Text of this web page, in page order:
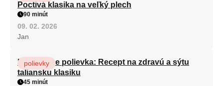
Poctivá klasika na veľký plech
90 minút
09. 02. 2026
Jan
Minestrone polievka: Recept na zdravú a sýtu
taliansku klasiku
polievky
45 minút